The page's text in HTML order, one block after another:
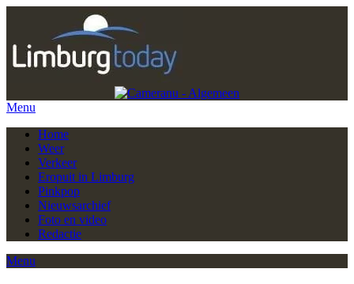
Menu
Home
Weer
Verkeer
Eropuit in Limburg
Pinkpop
Nieuwsarchief
Foto en video
Redactie
Menu